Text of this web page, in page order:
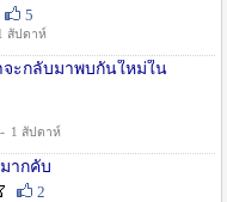
5
สัปดาห์
าจะกลับมาพบกันใหม่ใน
1 สัปดาห์
ากคับ
2